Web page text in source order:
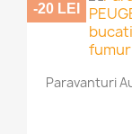
Paravanturi
-20 LEI